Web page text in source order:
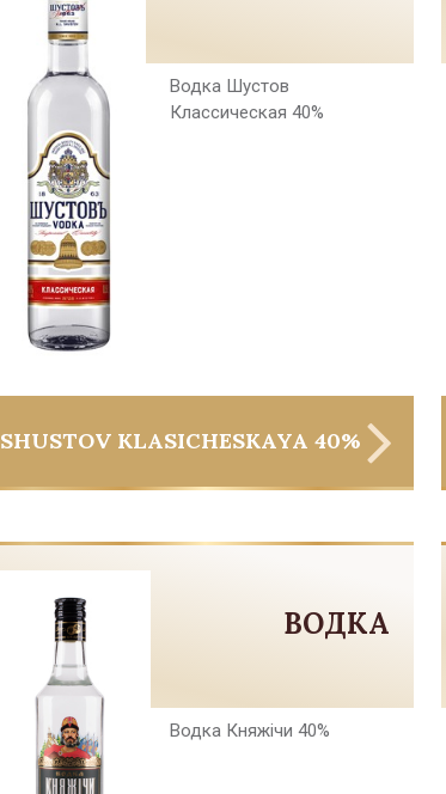
Водка Шустов
Классическая 40%
SHUSTOV KLASICHESKAYA 40%
ВОДКА
Водка Княжiчи 40%